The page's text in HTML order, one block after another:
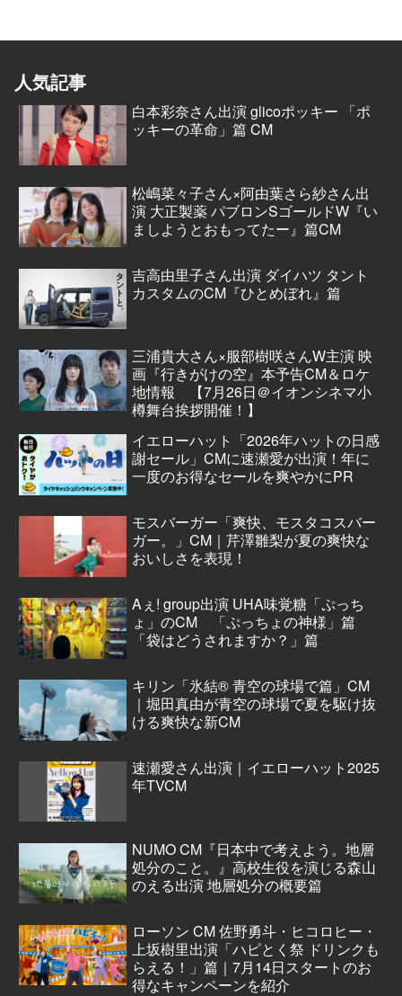
人気記事
白本彩奈さん出演 glicoポッキー 「ポ
ッキーの革命」篇 CM
松嶋菜々子さん×阿由葉さら紗さん出
演 大正製薬 パブロンSゴールドW『い
ましようとおもってたー』篇CM
吉高由里子さん出演 ダイハツ タント
カスタムのCM『ひとめぼれ』篇
三浦貴大さん×服部樹咲さんW主演 映
画『行きがけの空』本予告CM＆ロケ
地情報 【7月26日＠イオンシネマ小
樽舞台挨拶開催！】
イエローハット「2026年ハットの日感
謝セール」CMに速瀬愛が出演！年に
一度のお得なセールを爽やかにPR
モスバーガー「爽快、モスタコスバー
ガー。」CM｜芹澤雛梨が夏の爽快な
おいしさを表現！
Aぇ! group出演 UHA味覚糖「ぷっち
ょ」のCM 「ぷっちょの神様」篇
「袋はどうされますか？」篇
キリン「氷結® 青空の球場で篇」CM
｜堀田真由が青空の球場で夏を駆け抜
ける爽快な新CM
速瀬愛さん出演｜イエローハット2025
年TVCM
NUMO CM『日本中で考えよう。地層
処分のこと。』高校生役を演じる森山
のえる出演 地層処分の概要篇
ローソン CM 佐野勇斗・ヒコロヒー・
上坂樹里出演「ハピとく祭 ドリンクも
らえる！」篇｜7月14日スタートのお
得なキャンペーンを紹介